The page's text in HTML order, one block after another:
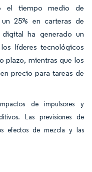
el tiempo medio de
25% en carteras de
ha generado un
líderes tecnológicos
plazo, mientras que los
precio para tareas de
de impulsores y
Las previsiones de
efectos de mezcla y las